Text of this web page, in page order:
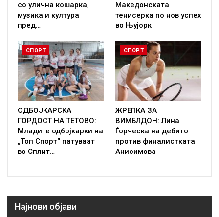
со улична кошарка,
музика и култура
пред…
Македонската
тенисерка по нов успех
во Њујорк
СПОРТ
ОДБОЈКАРСКА
ГОРДОСТ НА ТЕТОВО:
Младите одбојкарки на
„Топ Спорт“ патуваат
во Сплит…
СПОРТ
ЖРЕПКА ЗА
ВИМБЛДОН: Лина
Ѓорческа на дебито
против финалистката
Анисимова
Најнови објави